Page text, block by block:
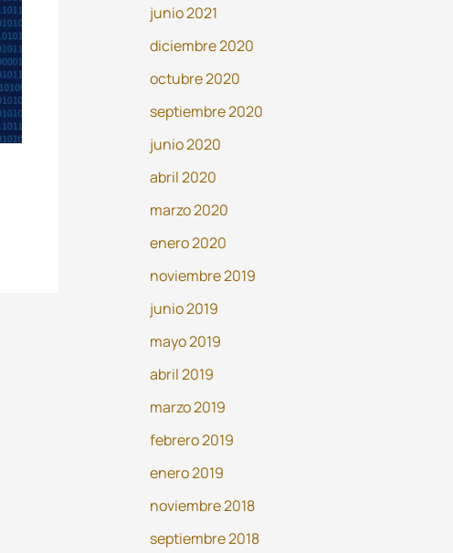
junio 2021
diciembre 2020
octubre 2020
septiembre 2020
junio 2020
abril 2020
marzo 2020
enero 2020
noviembre 2019
junio 2019
mayo 2019
abril 2019
marzo 2019
febrero 2019
enero 2019
noviembre 2018
septiembre 2018